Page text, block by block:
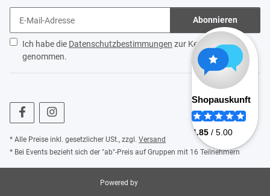
Abonnieren
Ich habe die Datenschutzbestimmungen zur Kenntnis
genommen.
* Alle Preise inkl. gesetzlicher USt., zzgl. Versand
* Bei Events bezieht sich der "ab"-Preis auf Gruppen mit 16 Teilnehmern
Powered by